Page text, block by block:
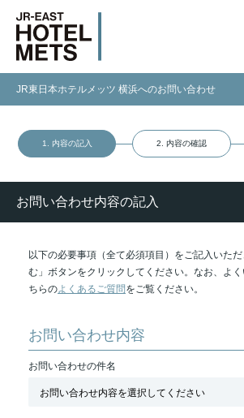
JR東日本ホテルメッツ 横浜へのお問い合わせ
1. 内容の記入 2. 内容の確認
お問い合わせ内容の記入
以下の必要事項（全て必須項目）をご記入いた
む」ボタンをクリックしてください。なお、よ
ちらのよくあるご質問をご覧ください。
お問い合わせ内容
お問い合わせの件名